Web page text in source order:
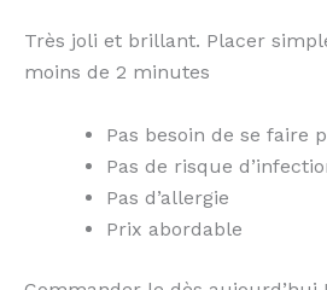
Très joli et brillant. Placer
moins de 2 minutes
Pas besoin de se faire
Pas de risque
Pas d’allergie
Prix abordable